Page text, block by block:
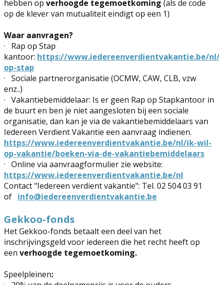
hebben op verhoogde tegemoetkoming (als de code
op de klever van mutualiteit eindigt op een 1)
Waar aanvragen?
· Rap op Stap
kantoor: https://www.iedereenverdientvakantie.be/
op-stap
· Sociale partnerorganisatie (OCMW, CAW, CLB, vzw
enz..)
· Vakantiebemiddelaar: Is er geen Rap op Stapkantoor in
de buurt en ben je niet aangesloten bij een sociale
organisatie, dan kan je via de vakantiebemiddelaars van
Iedereen Verdient Vakantie een aanvraag indienen.
https://www.iedereenverdientvakantie.be/nl/ik-wil-
op-vakantie/boeken-via-de-vakantiebemiddelaars
· Online via aanvraagformulier zie website:
https://www.iedereenverdientvakantie.be/nl
Contact "Iedereen verdient vakantie": Tel. 02 504 03 91
of info@iedereenverdientvakantie.be
Gekkoo-fonds
Het Gekkoo-fonds betaalt een deel van het
inschrijvingsgeld voor iedereen die het recht heeft op
een verhoogde tegemoetkoming.
Speelpleinen: